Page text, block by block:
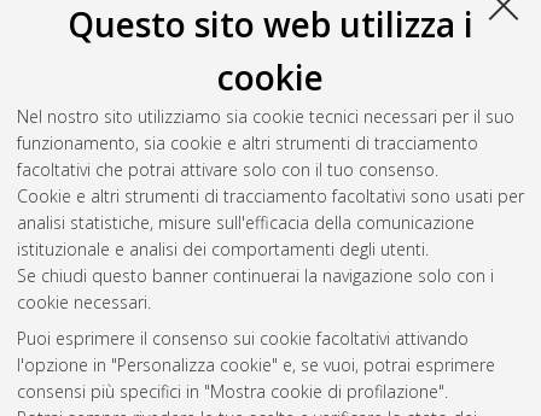
Questo sito web utilizza i
cookie
Nel nostro sito utilizziamo sia cookie tecnici necessari per il suo
funzionamento, sia cookie e altri strumenti di tracciamento
facoltativi che potrai attivare solo con il tuo consenso.
Cookie e altri strumenti di tracciamento facoltativi sono usati per
analisi statistiche, misure sull'efficacia della comunicazione
istituzionale e analisi dei comportamenti degli utenti.
Se chiudi questo banner continuerai la navigazione solo con i
cookie necessari.
Puoi esprimere il consenso sui cookie facoltativi attivando
l'opzione in "Personalizza cookie" e, se vuoi, potrai esprimere
consensi più specifici in "Mostra cookie di profilazione".
Tonini, Federico(2019)Cost Effective Provisioning of 5G
Transport Networks: Architectures and Modelling, [Dissertation
thesis], Alma Mater Studiorum Università di Bologna.
Ingegneria elettronica,
telecomunicazioni e tecnologie dell'informazione, 31 Ciclo.
DOI 10.6092/unibo/amsdottorato/9024.
Questa lista e' stata generata ilSat Aug 8 20:44:47 2026
Atom
Rss 1.0
Rss 2.0